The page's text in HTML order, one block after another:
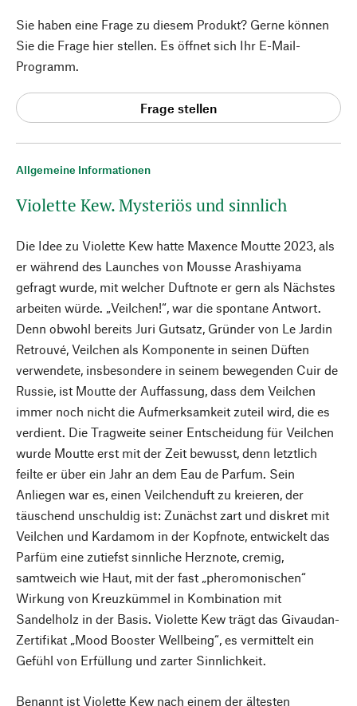
Allgemeine Informationen
Violette Kew. Mysteriös und sinnlich
Die Idee zu Violette Kew hatte Maxence Moutte 2023, als
er während des Launches von Mousse Arashiyama
gefragt wurde, mit welcher Duftnote er gern als Nächstes
arbeiten würde. „Veilchen!“, war die spontane Antwort.
Denn obwohl bereits Juri Gutsatz, Gründer von Le Jardin
Retrouvé, Veilchen als Komponente in seinen Düften
verwendete, insbesondere in seinem bewegenden Cuir de
Russie, ist Moutte der Auffassung, dass dem Veilchen
immer noch nicht die Aufmerksamkeit zuteil wird, die es
verdient. Die Tragweite seiner Entscheidung für Veilchen
wurde Moutte erst mit der Zeit bewusst, denn letztlich
feilte er über ein Jahr an dem Eau de Parfum. Sein
Anliegen war es, einen Veilchenduft zu kreieren, der
täuschend unschuldig ist: Zunächst zart und diskret mit
Veilchen und Kardamom in der Kopfnote, entwickelt das
Parfüm eine zutiefst sinnliche Herznote, cremig,
samtweich wie Haut, mit der fast „pheromonischen“
Wirkung von Kreuzkümmel in Kombination mit
Sandelholz in der Basis. Violette Kew trägt das Givaudan-
Zertifikat „Mood Booster Wellbeing“, es vermittelt ein
Gefühl von Erfüllung und zarter Sinnlichkeit.
Benannt ist Violette Kew nach einem der ältesten
Sie haben eine Frage zu diesem Produkt? Gerne können
Sie die Frage hier stellen. Es öffnet sich Ihr E-Mail-
Programm.
Frage stellen